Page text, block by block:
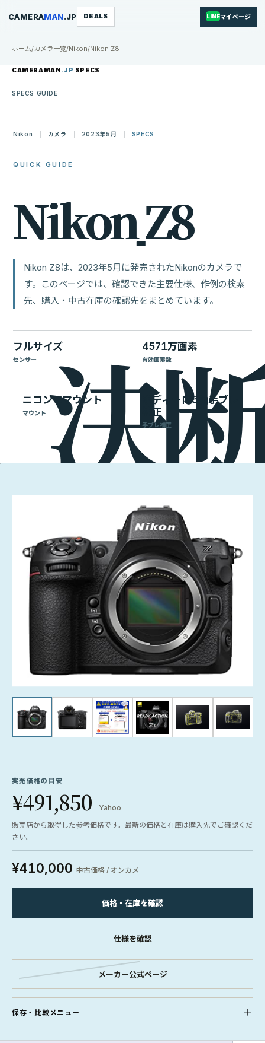
CAMERAMAN.JP DEALS LINEマイページ
ホーム/カメラ一覧/Nikon/Nikon Z8
CAMERAMAN.JP SPECS
SPECS GUIDE
Nikon カメラ 2023年5月 SPECS
QUICK GUIDE
NikonZ8
Nikon Z8は、2023年5月に発売されたNikonのカメラで
す。このページでは、確認できた主要仕様、作例の検索
先、購入・中古在庫の確認先をまとめています。
フルサイズ
センサー
4571万画素
有効画素数
ニコン Zマウント
マウント
ボディー内5軸手ブレ
補正
手ブレ補正
実売価格の目安
¥491,850
Yahoo
販売店から取得した参考価格です。最新の価格と在庫は購入先でご確認くだ
さい。
¥410,000 中古価格 / オンカメ
価格・在庫を確認
仕様を確認
メーカー公式ページ
保存・比較メニュー